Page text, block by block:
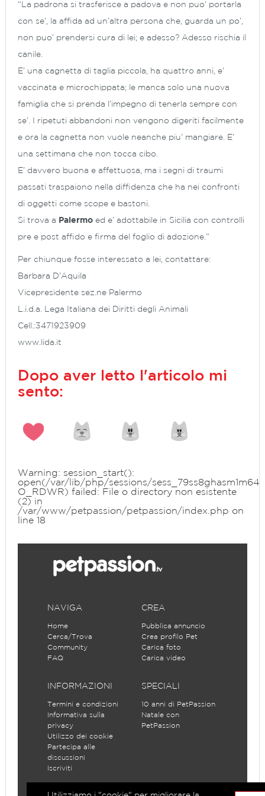
“La padrona si trasferisce a padova e non puo’ portarla
con se’, la affida ad un’altra persona che, guarda un po’,
non puo’ prendersi cura di lei; e adesso? Adesso rischia il
canile.
E’ una cagnetta di taglia piccola, ha quattro anni, e’
vaccinata e microchippata; le manca solo una nuova
famiglia che si prenda l’impegno di tenerla sempre con
se’. I ripetuti abbandoni non vengono digeriti facilmente
e ora la cagnetta non vuole neanche piu’ mangiare. E’
una settimana che non tocca cibo.
E’ davvero buona e affettuosa, ma i segni di traumi
passati traspaiono nella diffidenza che ha nei confronti
di oggetti come scope e bastoni.
Si trova a Palermo ed e’ adottabile in Sicilia con controlli
pre e post affido e firma del foglio di adozione.”
Per chiunque fosse interessato a lei, contattare:
Barbara D’Aquila
Vicepresidente sez.ne Palermo
L.i.d.a. Lega Italiana dei Diritti degli Animali
Cell.:3471923909
www.lida.it
Dopo aver letto l'articolo mi
sento:
Warning : session_start():
open(/var/lib/php/sessions/
O_RDWR) failed: File o directory non esistente
(2) in
/var/www/petpassion/petpassion/index.php on
line 18
NAVIGA
Home
Cerca/Trova
Community
FAQ
CREA
Pubblica annuncio
Crea profilo Pet
Carica foto
Carica video
INFORMAZIONI
Termini e condizioni
Informativa sulla
privacy
Utilizzo dei cookie
Partecipa alle
discussioni
Iscriviti
SPECIALI
10 anni di PetPassion
Natale con
PetPassion